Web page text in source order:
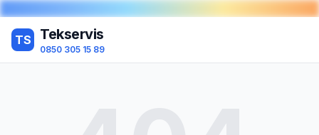
TS Tekservis
0850 305 15 89